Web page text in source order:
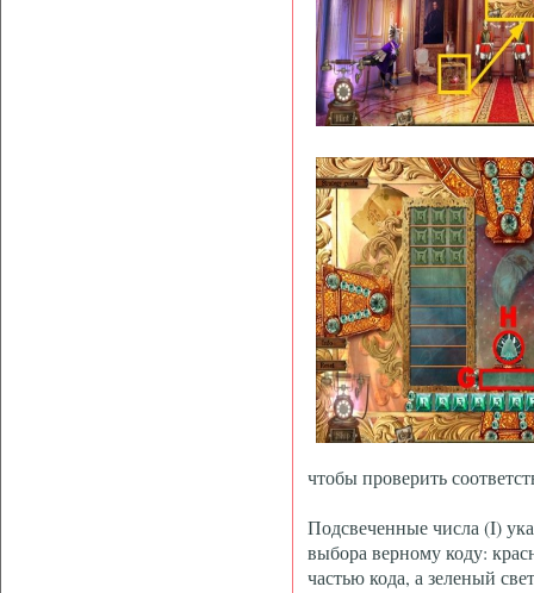
чтобы проверить
Подсвеченные числа (I)
выбора верному коду:
частью кода, а зеленый